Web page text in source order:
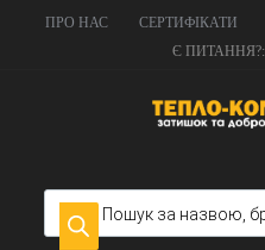
ПРО НАС СЕРТИФІКАТИ
Є ПИТАННЯ?: